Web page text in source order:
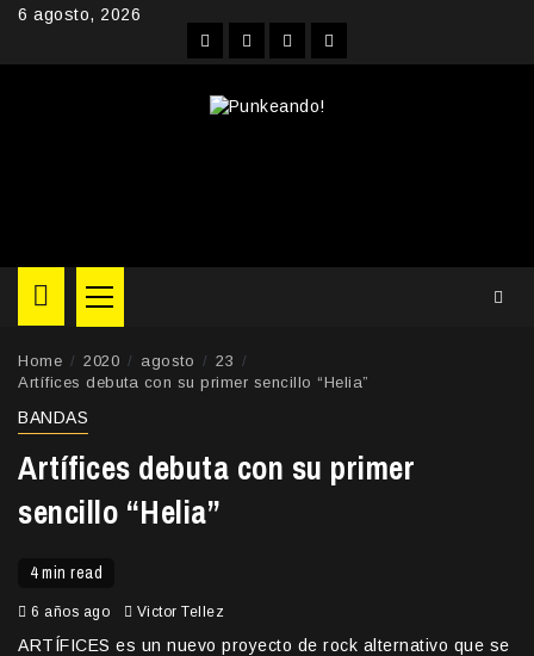
Skip6 agosto, 2026
FacebookInstagram
YouTubeTwitter
Primary
Menu
Home 2020 agosto
23
Artífices debuta con su primer sencillo “Helia”
BANDAS
Artífices debuta con su primer
sencillo “Helia”
4 min read
6 años ago Victor Tellez
ARTÍFICES es un nuevo proyecto de rock alternativo que se